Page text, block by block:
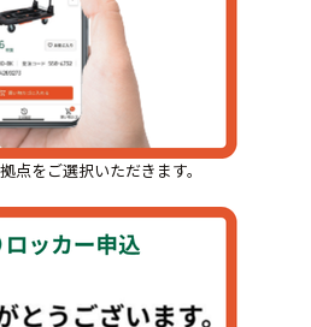
点をご選択いただきます。